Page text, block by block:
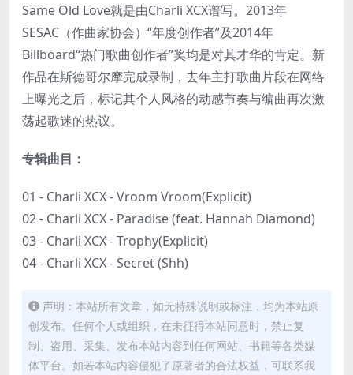
Same Old Love就是由Charli XCX谱写。2013年
SESAC（作曲家协会）“年度创作者”及2014年
Billboard“热门歌曲创作者”奖均是对其才华的肯定。新
作品在斯德哥尔摩完成录制，去年主打歌曲片段在网络
上曝光之后，标记其个人风格的动感节奏与编曲再次激
荡起歌迷的热议。
专辑曲目：
01 - Charli XCX - Vroom Vroom(Explicit)
02 - Charli XCX - Paradise (feat. Hannah Diamond)
03 - Charli XCX - Trophy(Explicit)
04 - Charli XCX - Secret (Shh)
声明：本站所有文章，如无特殊说明或标注，均为本站原
创发布。任何个人或组织，在未征得本站同意时，禁止复
制、盗用、采集、发布本站内容到任何网站、书籍等各类媒
体平台。如若本站内容侵犯了原著者的合法权益，可联系我